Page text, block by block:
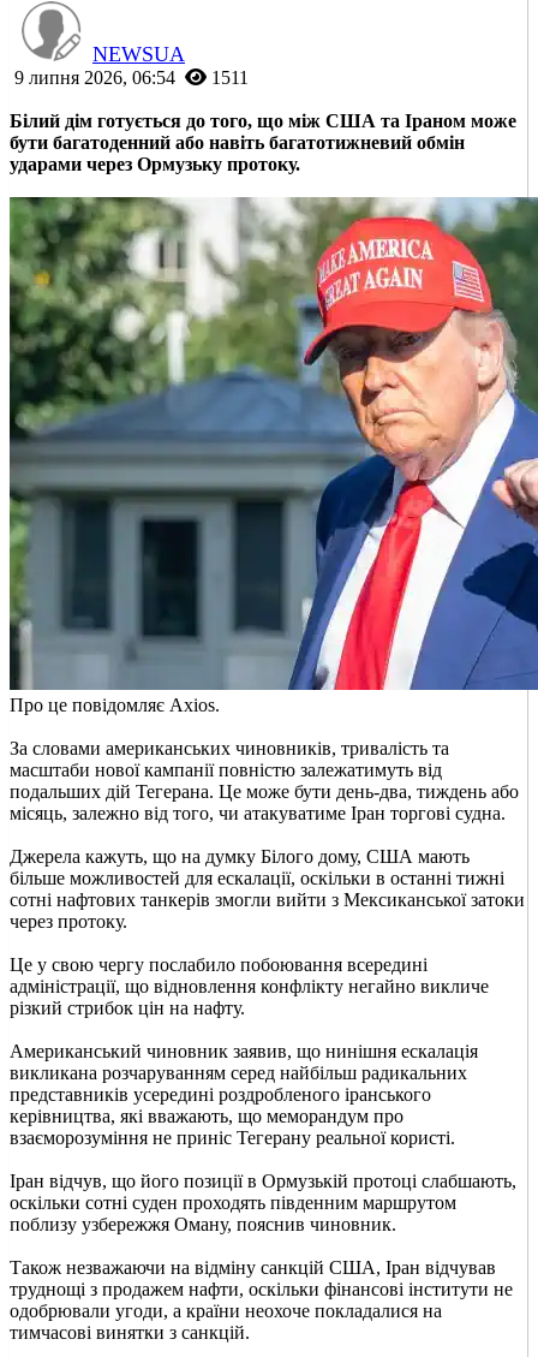
NEWSUA
9 липня 2026, 06:54 1511
Білий дім готується до того, що між США та Іраном може
бути багатоденний або навіть багатотижневий обмін
ударами через Ормузьку протоку.
Про це повідомляє Axios.
За словами американських чиновників, тривалість та
масштаби нової кампанії повністю залежатимуть від
подальших дій Тегерана. Це може бути день-два, тиждень або
місяць, залежно від того, чи атакуватиме Іран торгові судна.
Джерела кажуть, що на думку Білого дому, США мають
більше можливостей для ескалації, оскільки в останні тижні
сотні нафтових танкерів змогли вийти з Мексиканської затоки
через протоку.
Це у свою чергу послабило побоювання всередині
адміністрації, що відновлення конфлікту негайно викличе
різкий стрибок цін на нафту.
Американський чиновник заявив, що нинішня ескалація
викликана розчаруванням серед найбільш радикальних
представників усередині роздробленого іранського
керівництва, які вважають, що меморандум про
взаєморозуміння не приніс Тегерану реальної користі.
Іран відчув, що його позиції в Ормузькій протоці слабшають,
оскільки сотні суден проходять південним маршрутом
поблизу узбережжя Оману, пояснив чиновник.
Також незважаючи на відміну санкцій США, Іран відчував
труднощі з продажем нафти, оскільки фінансові інститути не
одобрювали угоди, а країни неохоче покладалися на
тимчасові винятки з санкцій.